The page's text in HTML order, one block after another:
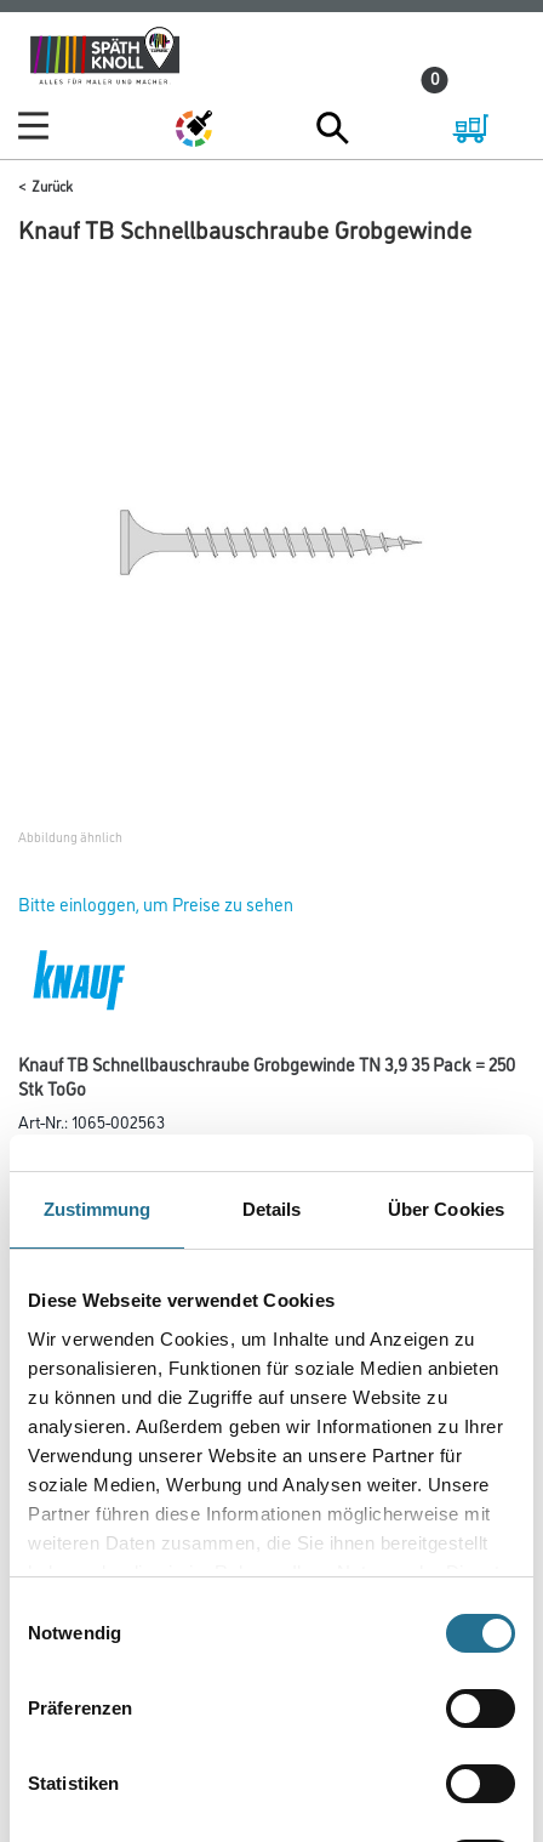
Zustimmung Details Über Cookies
Diese Webseite verwendet Cookies
Wir verwenden Cookies, um Inhalte und Anzeigen zu
personalisieren, Funktionen für soziale Medien anbieten
zu können und die Zugriffe auf unsere Website zu
analysieren. Außerdem geben wir Informationen zu Ihrer
Verwendung unserer Website an unsere Partner für
soziale Medien, Werbung und Analysen weiter. Unsere
Partner führen diese Informationen möglicherweise mit
weiteren Daten zusammen, die Sie ihnen bereitgestellt
haben oder die sie im Rahmen Ihrer Nutzung der Dienste
Notwendig
Präferenzen
Statistiken
Zum
Inhalt
Zum
Navigationsmenü
0
Zurück
Knauf TB Schnellbauschraube Grobgewinde
Abbildung ähnlich
Bitte einloggen, um Preise zu sehen
Knauf TB Schnellbauschraube Grobgewinde TN 3,9 35 Pack = 250
Stk ToGo
Art-Nr.:1065-002563
Nagelspitze aus unlegiertem Stahl, korrosionsgeschützt durch
Phosphatierung.
Länge in centimeter
Breite in centimeter
Gebinde